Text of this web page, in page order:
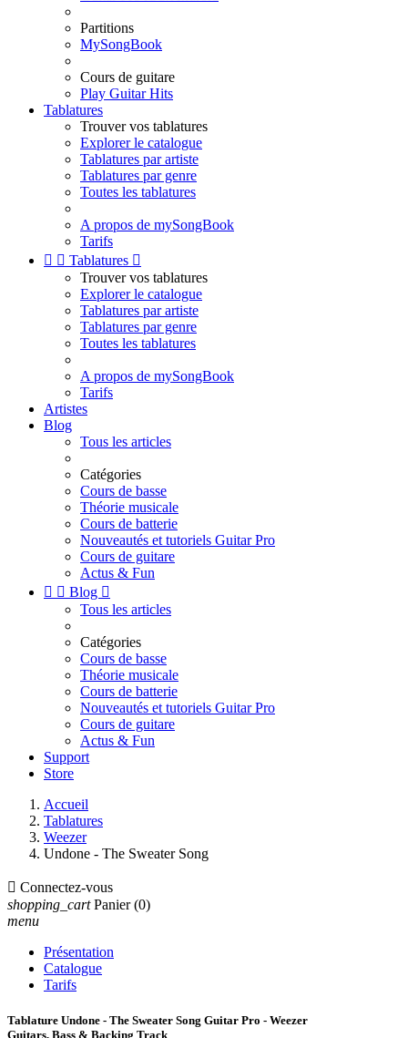
Partitions
MySongBook
Cours de guitare
Play Guitar Hits
Tablatures
Trouver vos tablatures
Explorer le catalogue
Tablatures par artiste
Tablatures par genre
Toutes les tablatures
A propos de mySongBook
Tarifs
  Tablatures 
Trouver vos tablatures
Explorer le catalogue
Tablatures par artiste
Tablatures par genre
Toutes les tablatures
A propos de mySongBook
Tarifs
Artistes
Blog
Tous les articles
Catégories
Cours de basse
Théorie musicale
Cours de batterie
Nouveautés et tutoriels Guitar Pro
Cours de guitare
Actus & Fun
  Blog 
Tous les articles
Catégories
Cours de basse
Théorie musicale
Cours de batterie
Nouveautés et tutoriels Guitar Pro
Cours de guitare
Actus & Fun
Support
Store
Accueil
Tablatures
Weezer
Undone - The Sweater Song
 Connectez-vous
shopping_cart Panier (0)
menu
Présentation
Catalogue
Tarifs
Tablature Undone - The Sweater Song Guitar Pro - Weezer
Guitars, Bass & Backing Track